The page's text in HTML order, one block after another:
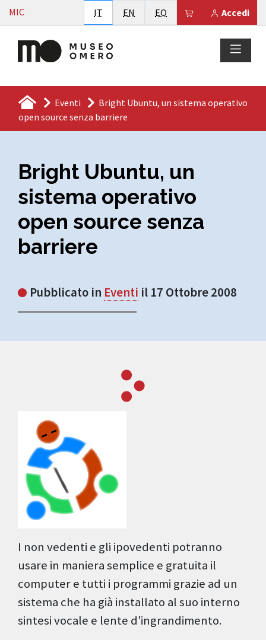
Vai al contenuto
MIC Accedi
Il tuo carrello è
IT Italiano
EN English
EO Esperanto
Eventi
Bright Ubuntu, un sistema operativo
open source senza barriere
Bright Ubuntu, un
sistema operativo
open source senza
barriere
Pubblicato in Eventi il 17 Ottobre 2008
I non vedenti e gli ipovedenti potranno
usare in maniera semplice e gratuita il
computer e tutti i programmi grazie ad un
sistema che ha già installato al suo interno
sintesi vocale e lente d'ingrandimento.